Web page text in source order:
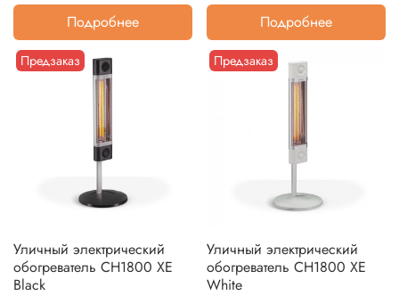
Подробнее
Подробнее
Предзаказ
Уличный электрический
обогреватель CH1800 XE
Black
Предзаказ
Уличный электрический
обогреватель CH1800 XE
White